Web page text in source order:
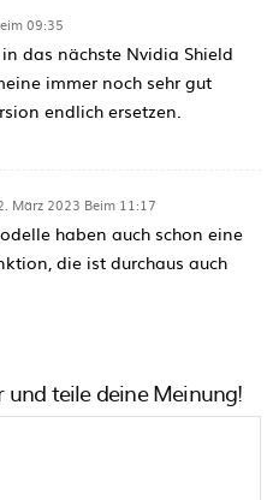
09:35
das nächste Nvidia Shield
immer noch sehr gut
endlich ersetzen.
März 2023 Beim 11:17
haben auch schon eine
die ist durchaus auch
teile deine Meinung!